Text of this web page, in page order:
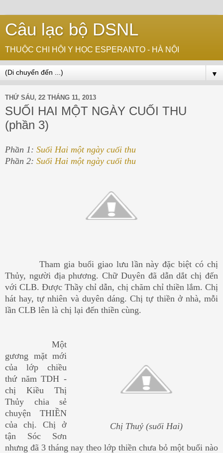
Câu lạc bộ DSNL
THUỘC CHI HỘI Y HỌC ESPERANTO - HÀ NỘI
▼
THỨ SÁU, 22 THÁNG 11, 2013
SUỐI HAI MỘT NGÀY CUỐI THU
(phần 3)
Phần 1: Suối Hai một ngày cuối thu
Phần 2: Suối Hai một ngày cuối thu
Tham gia buổi giao lưu lần này đặc biệt có chị
Thủy, người địa phương. Chữ Duyên đã dẫn dắt chị đến
với CLB. Được Thầy chỉ dẫn, chị chăm chỉ thiền lắm. Chị
hát hay, tự nhiên và duyên dáng. Chị tự thiền ở nhà, mỗi
lần CLB lên là chị lại đến thiền cùng.
Chị Thuỷ (suối Hai)
Một
gương mặt mới
của lớp chiều
thứ năm TDH -
chị Kiều Thị
Thủy chia sẻ
chuyện THIỀN
của chị. Chị ở
tận Sóc Sơn
nhưng đã 3 tháng nay theo lớp thiền chưa bỏ một buổi nào